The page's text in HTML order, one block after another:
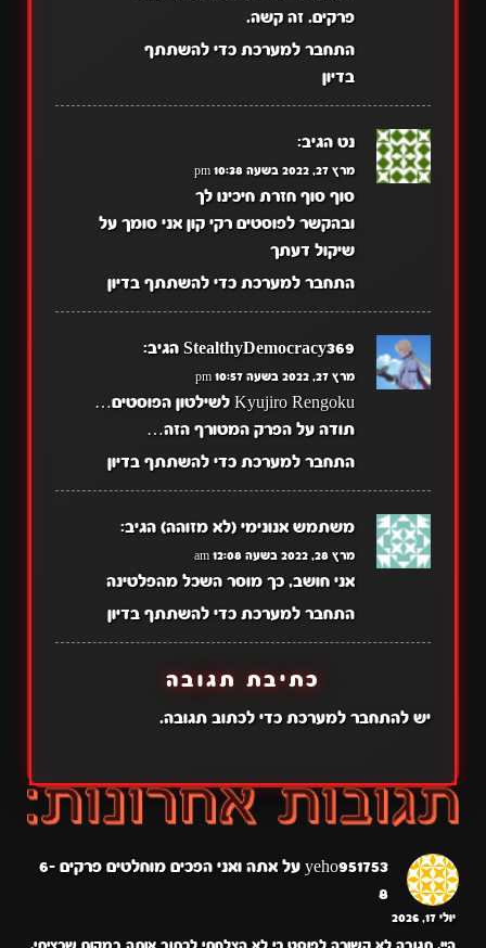
פרקים. זה קשה.
התחבר למערכת כדי להשתתף
בדיון
נט הגיב:
מרץ 27, 2022 בשעה 10:38 pm
סוף סוף חזרת חיכינו לך
ובהקשר לפוסטים רקי קון אני סומך על
שיקול דעתך
התחבר למערכת כדי להשתתף בדיון
StealthyDemocracy369 הגיב:
מרץ 27, 2022 בשעה 10:57 pm
Kyujiro Rengoku לשילטון הפוסטים…
תודה על הפרק המטורף הזה…
התחבר למערכת כדי להשתתף בדיון
משתמש אנונימי (לא מזוהה) הגיב:
מרץ 28, 2022 בשעה 12:08 am
אני חושב, כך מוסר השכל מהפלטינה
התחבר למערכת כדי להשתתף בדיון
כתיבת תגובה
יש להתחבר למערכתכדי לכתוב תגובה.
yeho951753 על
אתה ואני הפכים מוחלטים פרקים 6-
8
יולי 17, 2026